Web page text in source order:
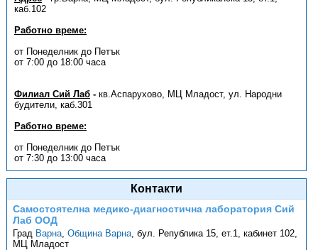
каб.102
Работно време:
от Понеделник до Петък
от 7:00 до 18:00 часа
Филиал Сий Лаб- кв.Аспарухово, МЦ Младост, ул. Народни
будители, каб.301
Работно време:
от Понеделник до Петък
от 7:30 до 13:00 часа
Контакти
Самостоятелна медико-диагностична лаборатория Сий
Лаб ООД
Град Варна ,Община Варна ,бул. Република 15, ет.1, кабинет 102,
МЦ Младост